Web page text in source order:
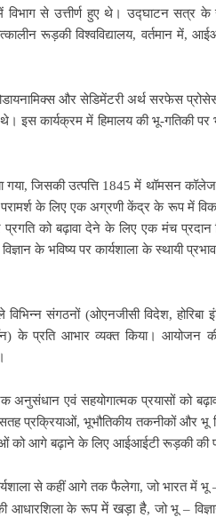
विभाग से उत्तीर्ण हुए थे। उद्घाटन सत्र
रूड़की विश्वविद्यालय, वर्तमान में,
और सेडिमेंटरी अर्थ सरफेस
कार्यक्रम में हिमालय की भू-गतिकी पर
गया, जिसकी उत्पत्ति 1845 में थॉमसन
परामर्श के लिए एक अग्रणी केंद्र के रूप में
प्रगति को बढ़ावा देने के लिए एक मंच प्रदान
के भविष्य पर कार्यशाला के स्थायी
संगठनों (ओएनजीसी विदेश,
के प्रति आभार व्यक्त किया।
अनुसंधान एवं सहयोगात्मक प्रयासों को
प्रक्रियाओं, भूभौतिकीय तकनीकों और भू
को आगे बढ़ाने के लिए आईआईटी रूड़की की
से कहीं आगे तक फैलेगा, जो भारत में भू –
आधारशिला के रूप में खड़ा है, जो भू –